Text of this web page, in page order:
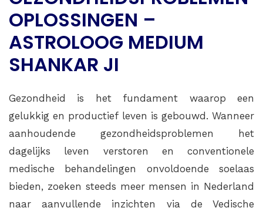
OPLOSSINGEN –
ASTROLOOG MEDIUM
SHANKAR JI
Gezondheid is het fundament waarop een
gelukkig en productief leven is gebouwd. Wanneer
aanhoudende gezondheidsproblemen het
dagelijks leven verstoren en conventionele
medische behandelingen onvoldoende soelaas
bieden, zoeken steeds meer mensen in Nederland
naar aanvullende inzichten via de Vedische